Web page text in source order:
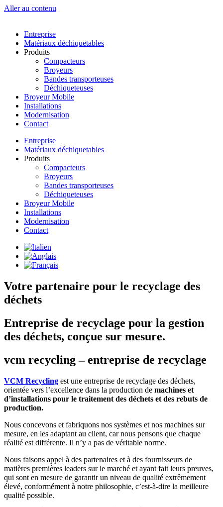
Aller au contenu
Entreprise
Matériaux déchiquetables
Produits
Compacteurs
Broyeurs
Bandes transporteuses
Déchiqueteuses
Broyeur Mobile
Installations
Modernisation
Contact
Entreprise
Matériaux déchiquetables
Produits
Compacteurs
Broyeurs
Bandes transporteuses
Déchiqueteuses
Broyeur Mobile
Installations
Modernisation
Contact
Votre partenaire pour le recyclage des
déchets
Entreprise de recyclage pour la gestion
des déchets, conçue sur mesure.
vcm recycling – entreprise de recyclage
VCM Recycling est une entreprise de recyclage des déchets,
orientée vers l’excellence dans la production de machines et
d’installations pour le traitement des déchets et des rebuts de
production.
Nous concevons et fabriquons nos systèmes et nos machines sur
mesure, en les adaptant au client, car nous pensons que chaque
réalité est différente. Il n’y a pas de véritable norme.
Nous faisons appel à des partenaires et à des fournisseurs de
matières premières leaders sur le marché et ayant fait leurs preuves,
qui sont en mesure de garantir un niveau de qualité extrêmement
élevé, conformément à notre philosophie, c’est-à-dire la meilleure
qualité possible.